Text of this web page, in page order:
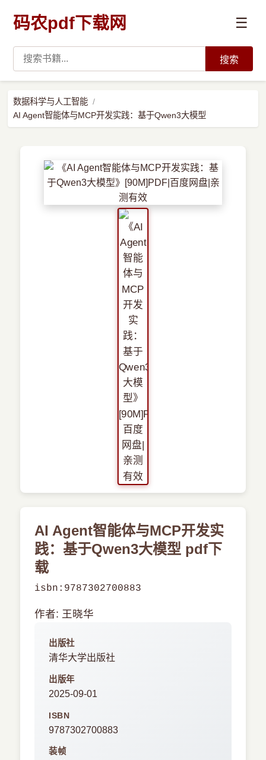
码农pdf下载网 ☰
数据科学与人工智能
搜索
数据科学与人工智能
AI Agent智能体与MCP开发实践：基于Qwen3大模型
AI Agent智能体与MCP开发实
践：基于Qwen3大模型 pdf下
载
isbn:9787302700883
作者: 王晓华
出版社
清华大学出版社
出版年
2025-09-01
ISBN
9787302700883
装帧